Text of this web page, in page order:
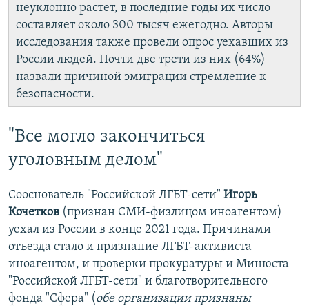
неуклонно растет, в последние годы их число
составляет около 300 тысяч ежегодно. Авторы
исследования также провели опрос уехавших из
России людей. Почти две трети из них (64%)
назвали причиной эмиграции стремление к
безопасности.
"Все могло закончиться
уголовным делом"
Сооснователь "Российской ЛГБТ-сети" Игорь
Кочетков (признан СМИ-физлицом иноагентом)
уехал из России в конце 2021 года. Причинами
отъезда стало и признание ЛГБТ-активиста
иноагентом, и проверки прокуратуры и Минюста
"Российской ЛГБТ-сети" и благотворительного
фонда "Сфера" (обе организации признаны